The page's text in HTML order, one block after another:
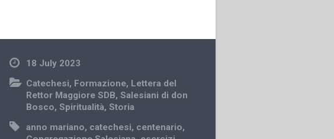
18 July 2023
Catechesi, Formazione, Lettera del
Rettor Maggiore SDB,Salesiani di don
Bosco,Spiritualità,Storia
anno mariano, catechesi, centenario,